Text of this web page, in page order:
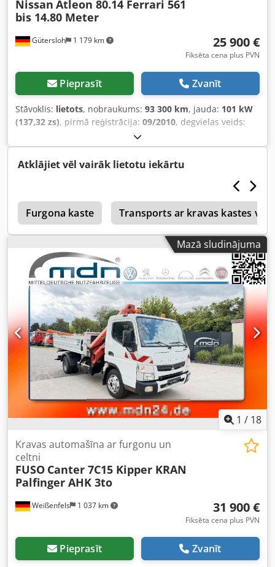
Gütersloh 1 179 km
Nissan Atleon 80.14 Ferrari 561
bis 14.80 Meter
25 900 €
Fiksēta cena plus PVN
Pieprasīt Zvanīt
Stāvoklis: lietots, nobraukums: 93 300 km, jauda: 101 kW
(137,32 zs), pirmā reģistrācija: 09/2010, degvielas veids:
5 130 kg
kravnesība:2 360 kg, kopējais svars:7 490 kg, asu
konfigurācija:4x2, riteņu bāze:3 200 mm
dzinēja bremzēšana
, emisijas
klase:Euro 4, piekares sistēma:tērauds, iekraušanas
telpas tilpums:3 m³ , krautuves garums:3 700 mm,
iekraušanas vietas platums:2 170 mm, iekraušanas telpas
augstums:400 mm, Aprīkojums:ABS, borta dators,
celtnis, diferenciāļa bloķētājs, gaisa kondicionēšana,
kruīza kontrole, kvēpu filtrs, zems līmenis troksnis,
Atklājiet vēl vairāk lietotu iekārtu
Furgona kaste Transports ar kravas kastes
Mazā sludinājuma
1 / 18
Weißenfels 1 037 km
Kravas automašīna ar furgonu un
celtni
FUSO Canter 7C15 Kipper KRAN
Palfinger AHK 3to
31 900 €
Fiksēta cena plus PVN
Pieprasīt Zvanīt